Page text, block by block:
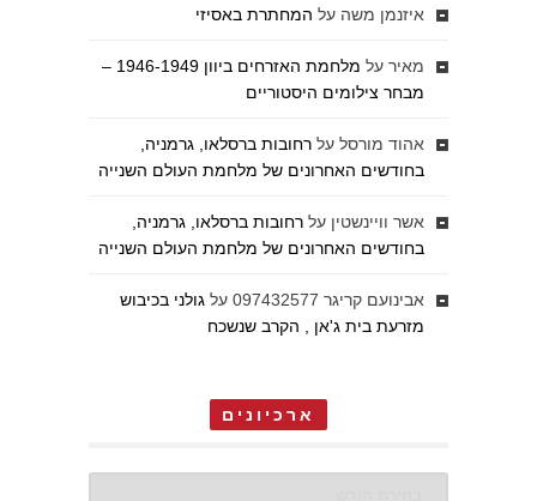
איזנמן משה על המחתרת באסיזי
מאיר על
מלחמת האזרחים ביוון 1946-1949 –
מבחר צילומים היסטוריים
אהוד מורסל על רחובות ברסלאו, גרמניה,
בחודשים האחרונים של מלחמת העולם השנייה
אשר וויינשטין על רחובות ברסלאו, גרמניה,
בחודשים האחרונים של מלחמת העולם השנייה
אבינועם קריגר 097432577 על גולני בכיבוש
מזרעת בית ג'אן , הקרב שנשכח
ארכיונים